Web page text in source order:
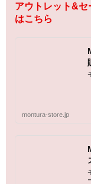
アウトレット&セ
はこちら
montura-store.jp